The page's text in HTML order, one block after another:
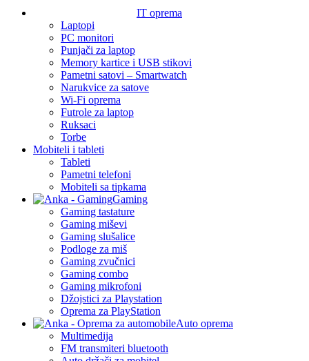
IT oprema
Laptopi
PC monitori
Punjači za laptop
Memory kartice i USB stikovi
Pametni satovi – Smartwatch
Narukvice za satove
Wi-Fi oprema
Futrole za laptop
Ruksaci
Torbe
Mobiteli i tableti
Tableti
Pametni telefoni
Mobiteli sa tipkama
Gaming
Gaming tastature
Gaming miševi
Gaming slušalice
Podloge za miš
Gaming zvučnici
Gaming combo
Gaming mikrofoni
Džojstici za Playstation
Oprema za PlayStation
Auto oprema
Multimedija
FM transmiteri bluetooth